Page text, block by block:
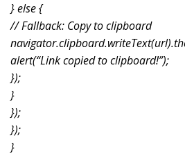
} else {
// Fallback: Copy to clipboard
alert(“Link copied to clipboard!”);
});
}
});
});
}